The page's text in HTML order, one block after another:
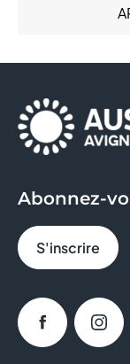
Abonnez-
S'inscrire
Facebook